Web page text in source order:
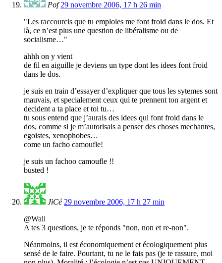
Pof 29 novembre 2006, 17 h 26 min
"Les raccourcis que tu emploies me font froid dans le dos. Et
là, ce n’est plus une question de libéralisme ou de
socialisme…"
ahhh on y vient
de fil en aiguille je deviens un type dont les idees font froid
dans le dos.
je suis en train d’essayer d’expliquer que tous les sytemes sont
mauvais, et specialement ceux qui te prennent ton argent et
decident a ta place et toi tu…
tu sous entend que j’aurais des idees qui font froid dans le
dos, comme si je m’autorisais a penser des choses mechantes,
egoistes, xenophobes…
come un facho camoufle!
je suis un fachoo camoufle !!
busted !
JiCé 29 novembre 2006, 17 h 27 min
@Wali
A tes 3 questions, je te réponds "non, non et re-non".
Néanmoins, il est économiquement et écologiquement plus
sensé de le faire. Pourtant, tu ne le fais pas (je te rassure, moi